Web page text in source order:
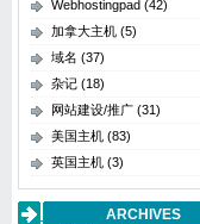
Webhostingpad (42)
加拿大主机 (5)
域名 (37)
杂记 (18)
网站建设/推广 (31)
美国主机 (83)
英国主机 (3)
ARCHIVES